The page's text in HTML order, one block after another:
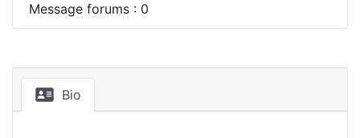
Message forums : 0
Bio